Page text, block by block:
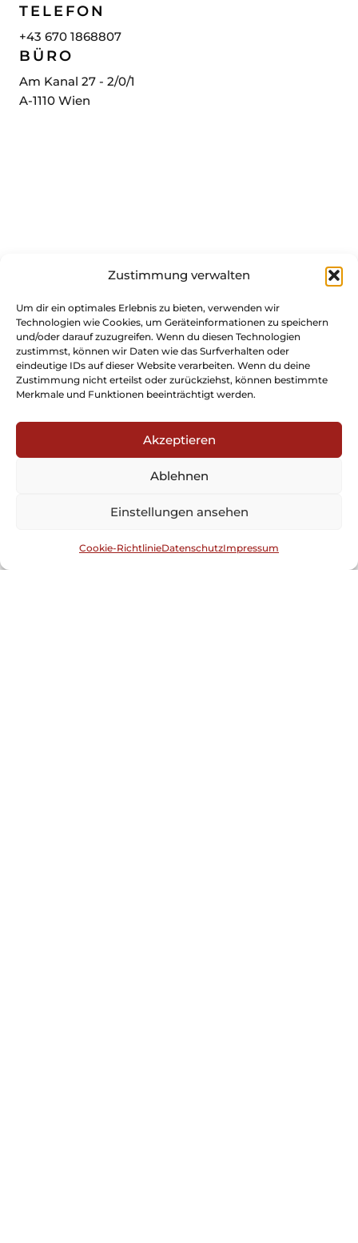
Zustimmung verwalten
Um dir ein optimales Erlebnis zu bieten, verwenden wir
Technologien wie Cookies, um Geräteinformationen zu speichern
und/oder darauf zuzugreifen. Wenn du diesen Technologien
zustimmst, können wir Daten wie das Surfverhalten oder
eindeutige IDs auf dieser Website verarbeiten. Wenn du deine
Zustimmung nicht erteilst oder zurückziehst, können bestimmte
Merkmale und Funktionen beeinträchtigt werden.
Akzeptieren
Ablehnen
Einstellungen ansehen
Cookie-RichtlinieDatenschutzImpressum
TELEFON
+43 670 1868807
BÜRO
Am Kanal 27 - 2/0/1
A-1110 Wien